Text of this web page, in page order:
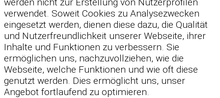
verwendet. Soweit Cookies zu Analysezwecken
eingesetzt werden, dienen diese dazu, die Qualität
und Nutzerfreundlichkeit unserer Webseite, ihrer
Inhalte und Funktionen zu verbessern. Sie
ermöglichen uns, nachzuvollziehen, wie die
Webseite, welche Funktionen und wie oft diese
genutzt werden. Dies ermöglicht uns, unser
Angebot fortlaufend zu optimieren.